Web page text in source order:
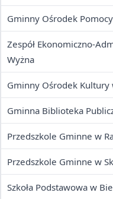
Gminny Ośrodek Pomocy
Zespół Ekonomiczno-
Wyżna
Gminny Ośrodek Kultury
Gminna Biblioteka
Przedszkole Gminne w
Przedszkole Gminne w
Szkoła Podstawowa w